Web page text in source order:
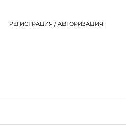
РЕГИСТРАЦИЯ / АВТОРИЗАЦИЯ